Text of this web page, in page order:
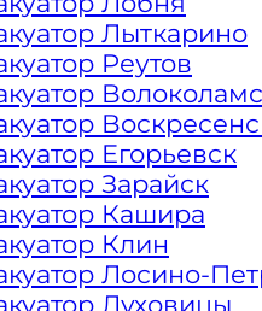
222 99 01Лыткарино
Реутов
Егорьевск
Зарайск
Кашира
Клин
Лосино-
Луховицы